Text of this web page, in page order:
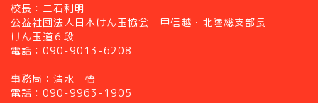
校長：三石利明
公益社団法人日本けん玉協会 甲信越・北陸総支部長
けん玉道６段
電話：090-9013-6208
事務局：清水 悟
電話：090-9963-1905